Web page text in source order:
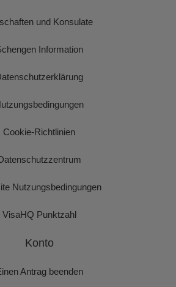
und Konsulate
Information
Cookie-Richtlinien
Nutzungsbedingungen
VisaHQ Punktzahl
Konto
Antrag beenden